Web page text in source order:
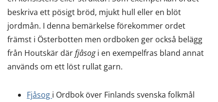
beskriva ett pösigt bröd, mjukt hull eller en blöt
jordmån. I denna bemärkelse förekommer ordet
främst i Österbotten men ordboken ger också belägg
från Houtskär därfjåsogi en exempelfras bland annat
används om ett löst rullat garn.
Fjåsog i Ordbok över Finlands svenska folkmål